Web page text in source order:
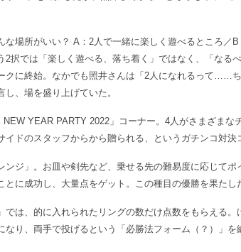
な場所がいい？ A：2人で一緒に楽しく遊べるところ／
2択では「楽しく遊べる、落ち着く」ではなく、「なる
クに終始。なかでも照井さんは「2人になれるって……
し、場を盛り上げていた。
YEAR PARTY 2022」コーナー。4人がさまざまな
イドのスタッフからから贈られる、というガチンコ対決
ンジ」。お皿や剣先など、乗せる先の難易度に応じて
とに成功し、大量点をゲット。この種目の優勝を果たし
では、的に入れられたリングの数だけ点数をもらえる。
なり、両手で投げるという「必勝法フォーム（？）」を